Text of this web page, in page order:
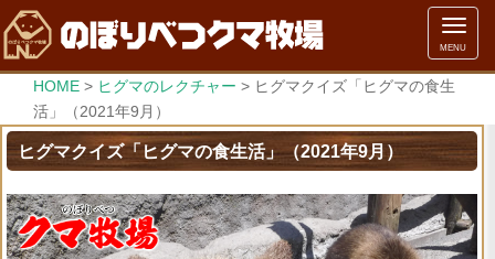
メ
ニ
ュ
MENU
HOME > ヒグマのレクチャー > ヒグマクイズ「ヒグマの食生
活」（2021年9月）
ヒグマクイズ「ヒグマの食生活」（2021年9月）